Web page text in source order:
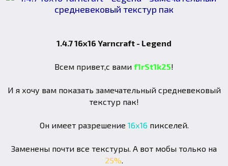
1.4.7 16x16 Yarncraft - Legend
Всем привет,с вами f1rSt1k25!
И я хочу вам показать замечательный средневековый
текстур пак!
Он имеет разрешение 16х16 пикселей.
Заменены почти все текстуры. А вот мобы только на
25%.